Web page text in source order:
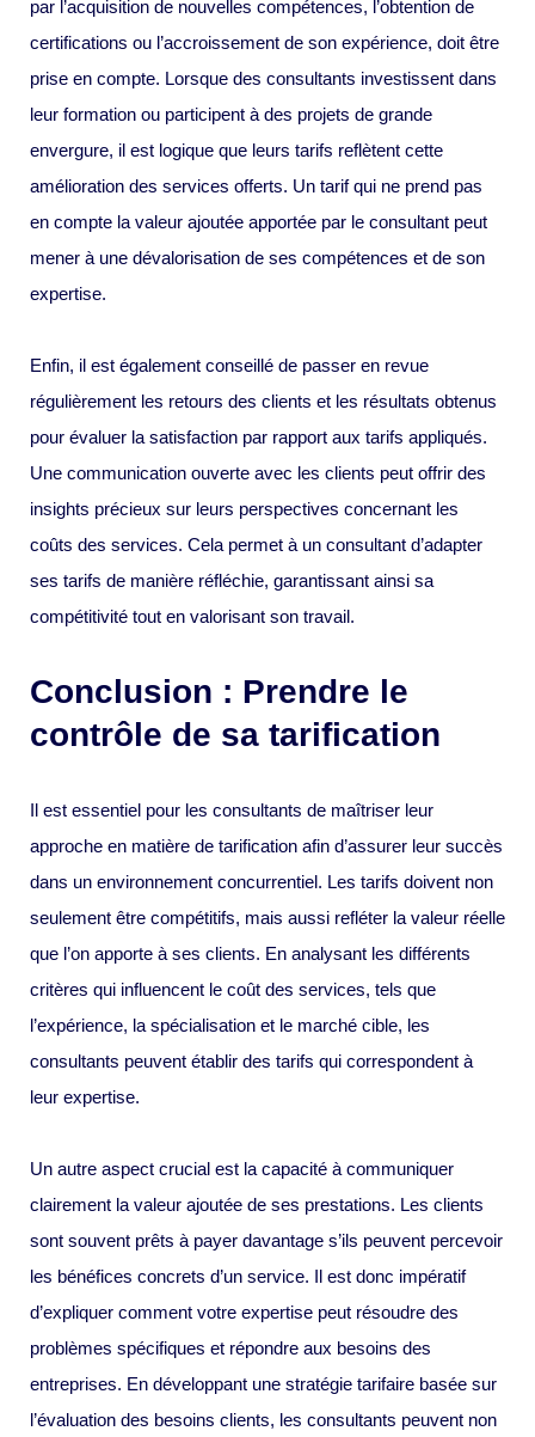
par l’acquisition de nouvelles compétences, l’obtention de
certifications ou l’accroissement de son expérience, doit être
prise en compte. Lorsque des consultants investissent dans
leur formation ou participent à des projets de grande
envergure, il est logique que leurs tarifs reflètent cette
amélioration des services offerts. Un tarif qui ne prend pas
en compte la valeur ajoutée apportée par le consultant peut
mener à une dévalorisation de ses compétences et de son
expertise.
Enfin, il est également conseillé de passer en revue
régulièrement les retours des clients et les résultats obtenus
pour évaluer la satisfaction par rapport aux tarifs appliqués.
Une communication ouverte avec les clients peut offrir des
insights précieux sur leurs perspectives concernant les
coûts des services. Cela permet à un consultant d’adapter
ses tarifs de manière réfléchie, garantissant ainsi sa
compétitivité tout en valorisant son travail.
Conclusion : Prendre le
contrôle de sa tarification
Il est essentiel pour les consultants de maîtriser leur
approche en matière de tarification afin d’assurer leur succès
dans un environnement concurrentiel. Les tarifs doivent non
seulement être compétitifs, mais aussi refléter la valeur réelle
que l’on apporte à ses clients. En analysant les différents
critères qui influencent le coût des services, tels que
l’expérience, la spécialisation et le marché cible, les
consultants peuvent établir des tarifs qui correspondent à
leur expertise.
Un autre aspect crucial est la capacité à communiquer
clairement la valeur ajoutée de ses prestations. Les clients
sont souvent prêts à payer davantage s’ils peuvent percevoir
les bénéfices concrets d’un service. Il est donc impératif
d’expliquer comment votre expertise peut résoudre des
problèmes spécifiques et répondre aux besoins des
entreprises. En développant une stratégie tarifaire basée sur
l’évaluation des besoins clients, les consultants peuvent non